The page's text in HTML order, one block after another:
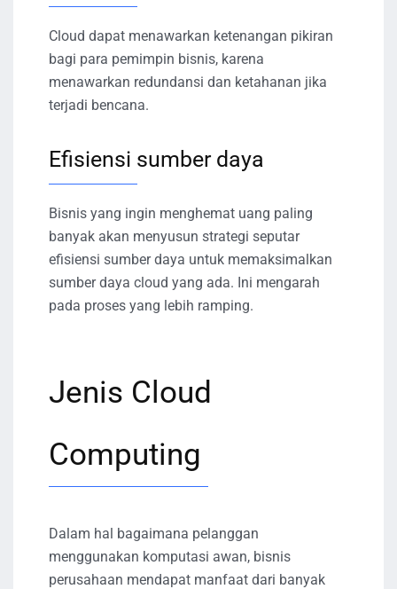
Cloud dapat menawarkan ketenangan pikiran
bagi para pemimpin bisnis, karena
menawarkan redundansi dan ketahanan jika
terjadi bencana.
Efisiensi sumber daya
Bisnis yang ingin menghemat uang paling
banyak akan menyusun strategi seputar
efisiensi sumber daya untuk memaksimalkan
sumber daya cloud yang ada. Ini mengarah
pada proses yang lebih ramping.
Jenis Cloud
Computing
Dalam hal bagaimana pelanggan
menggunakan komputasi awan, bisnis
perusahaan mendapat manfaat dari banyak